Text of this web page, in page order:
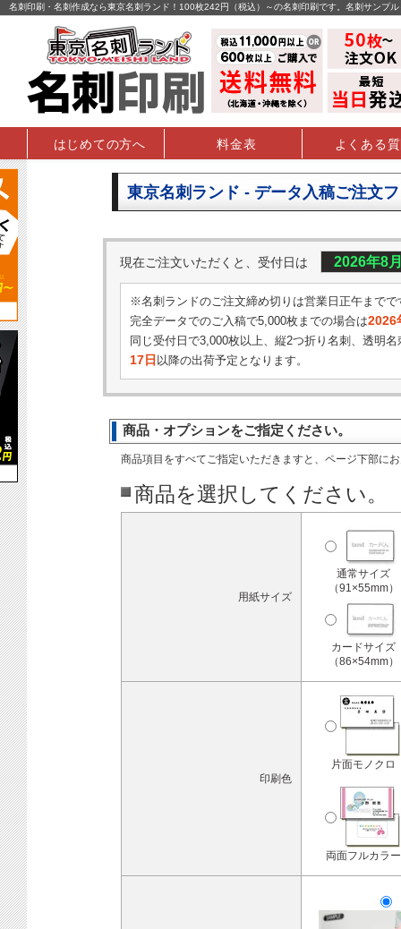
名刺印刷・名刺作成なら東京名刺ランド！100枚242円（税込）～の名刺印刷です。名刺サンプ
はじめての方へ 料金表 よくある
東京名刺ランド - データ入稿ご注文
現在ご注文いただくと、受付日は 2026年8
※名刺ランドのご注文締め切りは営業日正午までで
完全データでのご入稿で5,000枚までの場合は2026
同じ受付日で3,000枚以上、縦2つ折り名刺、透明名
17日 以降の出荷予定となります。
商品・オプションをご指定ください。
商品項目をすべてご指定いただきますと、ページ下部に
商品を選択してください。
用紙サイズ
通常サイズ
（91×55mm）
カードサイズ
（86×54mm）
印刷色
片面モノクロ
両面フルカラー